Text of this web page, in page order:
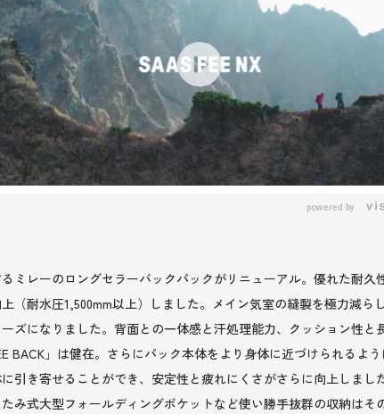
powered by
ミレーのロングセラーバックパックがリニューアル。優れた耐久
（耐水圧1,500mm以上）しました。メイン気室の縫製を極力減ら
ズになりました。背面との一体感と汗処理能力、クッション性
BACK」は健在。さらにパック本体をより身体に近づけられるよ
引き寄せることができ、安定性と疲れにくさがさらに向上しま
み式大型フォールディングポケットなど使い勝手抜群の収納は